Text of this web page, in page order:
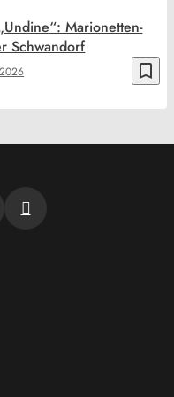
bookmark_border
Marionetten-
Schwandorf